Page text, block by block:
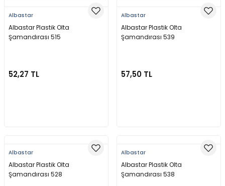
Albastar
Albastar Plastik Olta
Şamandırası 515
52,27 TL
Albastar
Albastar Plastik Olta
Şamandırası 539
57,50 TL
Albastar
Albastar Plastik Olta
Şamandırası 528
Albastar
Albastar Plastik Olta
Şamandırası 538